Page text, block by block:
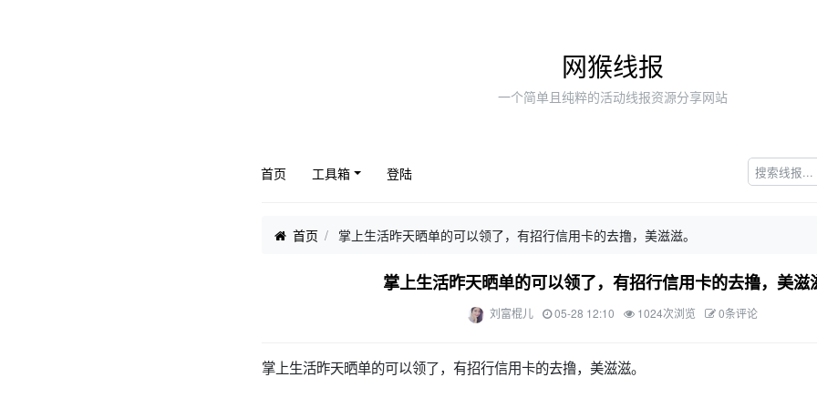
网猴线报
一个简单且纯粹的活动线报资源分享网站
首页 工具箱 登陆
首页 掌上生活昨天晒单的可以领了，有招行信用卡的去撸，美滋滋。
掌上生活昨天晒单的可以领了，有招行信用卡的去撸，美滋
刘富棍儿 05-28 12:10 1024次浏览 0条评论
掌上生活昨天晒单的可以领了，有招行信用卡的去撸，美滋滋。